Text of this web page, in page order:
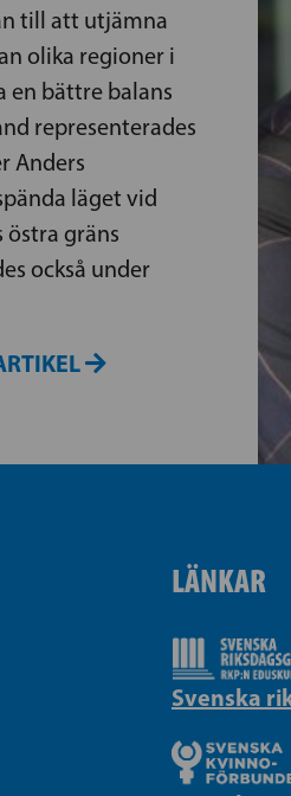
till att utjämna
olika regioner i
en bättre balans
representerades
Anders
läget vid
östra gräns
också under
LÄNKAR
Svenska